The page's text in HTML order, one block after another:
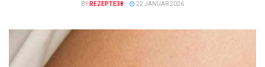
BY REZEPTE38 22 JANUAR 2026